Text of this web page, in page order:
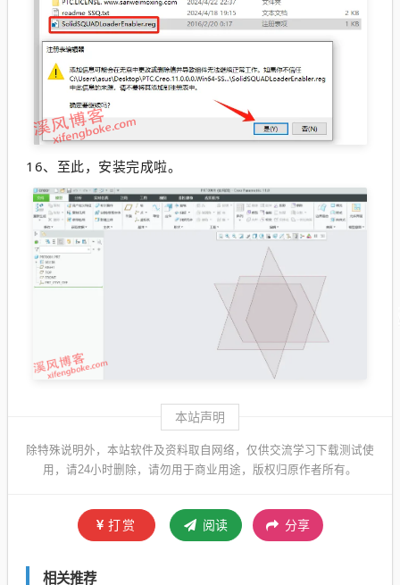
16、至此，安装完成啦。
本站声明
除特殊说明外，本站软件及资料取自网络，仅供交流学习下载测试使
用，请24小时删除，请勿用于商业用途，版权归原作者所有。
打赏 阅读 分享
相关推荐